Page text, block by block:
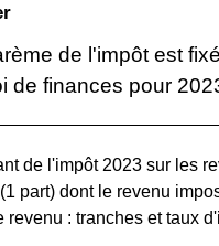
de l'impôt est fixé
de finances pour
revenu : tranches et taux